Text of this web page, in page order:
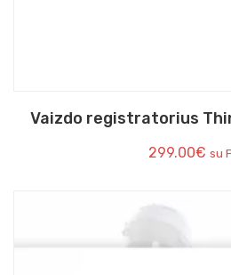
Vaizdo registratorius
299.00€ su